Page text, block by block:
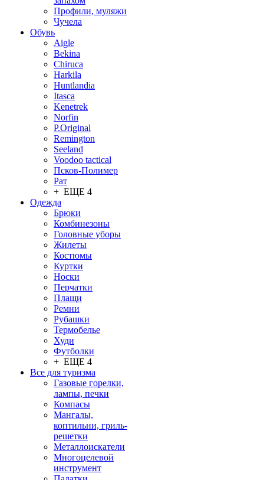
Профили, муляжи
Чучела
Обувь
Aigle
Bekina
Chiruсa
Harkila
Huntlandia
Itasca
Kenetrek
Norfin
P.Original
Remington
Seeland
Voodoo tactical
Псков-Полимер
Рат
+ ЕЩЕ 4
Одежда
Брюки
Комбинезоны
Головные уборы
Жилеты
Костюмы
Куртки
Носки
Перчатки
Плащи
Ремни
Рубашки
Термобелье
Худи
Футболки
+ ЕЩЕ 4
Все для туризма
Газовые горелки,
лампы, печки
Компасы
Мангалы,
коптильни, гриль-
решетки
Металлоискатели
Многоцелевой
инструмент